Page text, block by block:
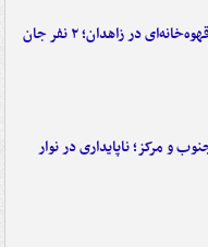
حمله مسلحانه به قهوه‌خانه‌ای در زاهدان؛ ۲ نفر جان
و مرکز؛ ناپایداری در نوار